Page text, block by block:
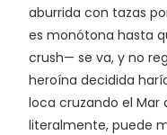
aburrida con tazas
es monótona hasta
crush— se va, y no
heroína decidida
loca cruzando el Mar
literalmente, puede